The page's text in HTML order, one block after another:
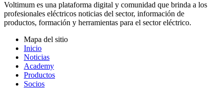
Voltimum es una plataforma digital y comunidad que brinda a los
profesionales eléctricos noticias del sector, información de
productos, formación y herramientas para el sector eléctrico.
Mapa del sitio
Inicio
Noticias
Academy
Productos
Socios